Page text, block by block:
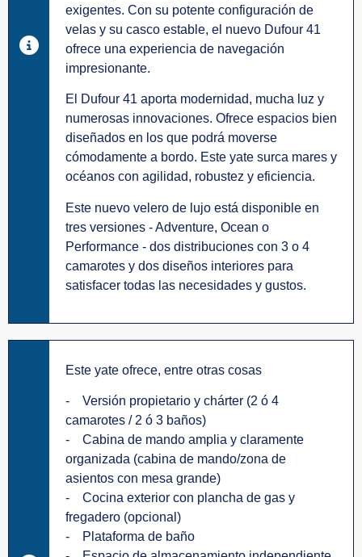
exigentes. Con su potente configuración de
velas y su casco estable, el nuevo Dufour 41
ofrece una experiencia de navegación
impresionante.
El Dufour 41 aporta modernidad, mucha luz y
numerosas innovaciones. Ofrece espacios bien
diseñados en los que podrá moverse
cómodamente a bordo. Este yate surca mares y
océanos con agilidad, robustez y eficiencia.
Este nuevo velero de lujo está disponible en
tres versiones - Adventure, Ocean o
Performance - dos distribuciones con 3 o 4
camarotes y dos diseños interiores para
satisfacer todas las necesidades y gustos.
Este yate ofrece, entre otras cosas
- Versión propietario y chárter (2 ó 4
camarotes / 2 ó 3 baños)
- Cabina de mando amplia y claramente
organizada (cabina de mando/zona de
asientos con mesa grande)
- Cocina exterior con plancha de gas y
fregadero (opcional)
- Plataforma de baño